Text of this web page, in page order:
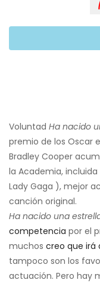
Voluntad Ha nacido
premio de los Oscar
Bradley Cooper
la Academia,
Lady Gaga ), mejor
canción original.
Ha nacido una
competencia por el
muchos creo que irá
tampoco son los
actuación. Pero hay